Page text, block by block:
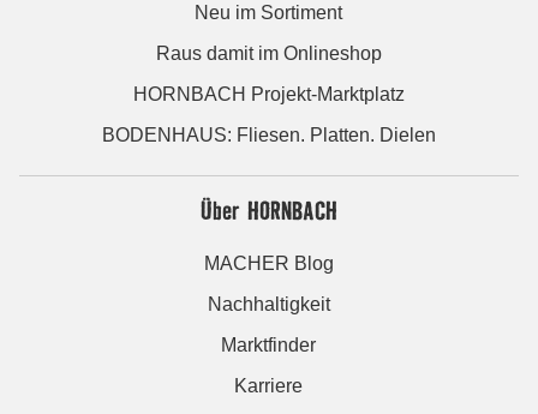
Neu im Sortiment
Raus damit im Onlineshop
HORNBACH Projekt-Marktplatz
BODENHAUS: Fliesen. Platten. Dielen
Über HORNBACH
MACHER Blog
Nachhaltigkeit
Marktfinder
Karriere